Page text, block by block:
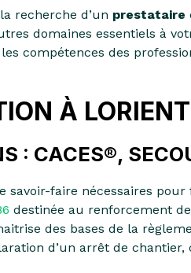
recherche d’un prestataire
domaines essentiels à
compétences des
À LORIENT
: CACES®,
savoir-faire nécessaires
destinée au renforcement
des bases de la
d’un arrêt de